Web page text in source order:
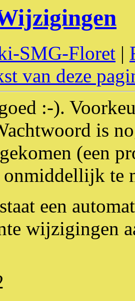
SMG-Floret |
van deze
:-).
is
(een
te
een
wijzigingen